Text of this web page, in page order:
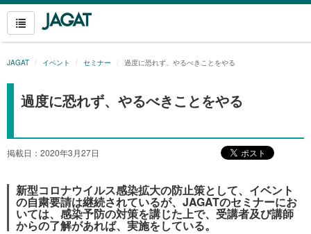
JAGAT イベント セミナー 過度に恐れず、やるべきことをやる
過度に恐れず、やるべきことをやる
掲載日：2020年3月27日
新型コロナウイルス感染拡大の防止策として、イベント
の自粛要請は継続されているが、JAGATのセミナーにお
いては、感染予防の対策を講じた上で、受講者及び講師
からの了解があれば、実施をしている。